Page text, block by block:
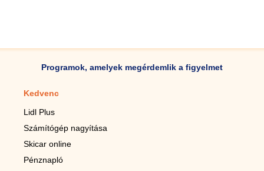
Programok, amelyek megérdemlik a figyelmet
Kedvenc
Lidl Plus
Számítógép nagyítása
Skicar online
Pénznapló